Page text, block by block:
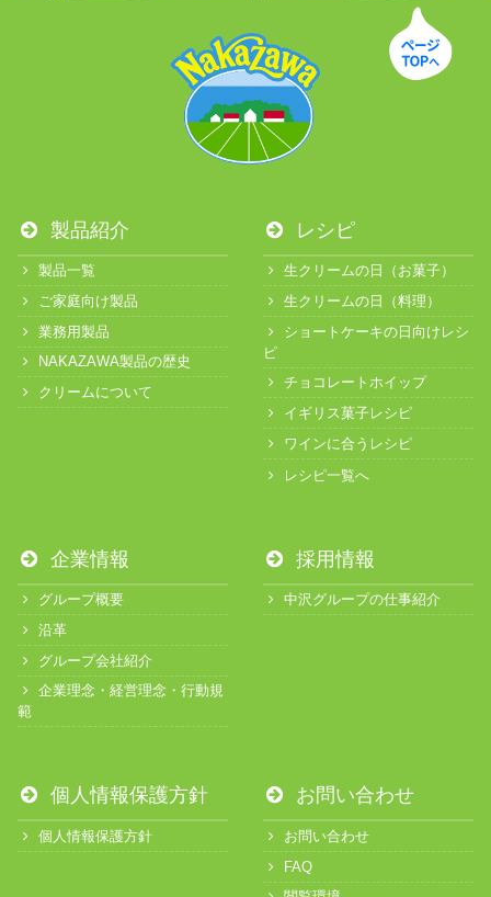
製品紹介
製品一覧
ご家庭向け製品
業務用製品
NAKAZAWA製品の歴史
クリームについて
レシピ
生クリームの日（お菓子）
生クリームの日（料理）
ショートケーキの日向けレシ
ピ
チョコレートホイップ
イギリス菓子レシピ
ワインに合うレシピ
レシピ一覧へ
企業情報
グループ概要
沿革
グループ会社紹介
企業理念・経営理念・行動規
範
採用情報
中沢グループの仕事紹介
個人情報保護方針
個人情報保護方針
お問い合わせ
お問い合わせ
FAQ